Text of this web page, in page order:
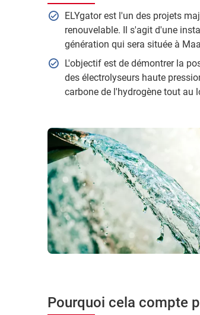
ELYgator est l'un des projets
renouvelable. Il s'agit d'une
génération qui sera située à
L'objectif est de démontrer la
des électrolyseurs haute
carbone de l'hydrogène tout au
Pourquoi cela compte